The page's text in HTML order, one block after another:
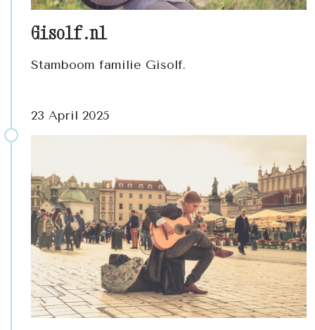
Gisolf.nl
Stamboom familie Gisolf.
23 April 2025